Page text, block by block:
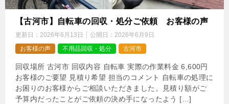
【古河市】自転車の回収・処分ご依頼 お客様の声
更新日： 2026年6月13日 公開日： 2026年6月9日
お客様の声
不用品回収・処分 古河市
回収場所 古河市 回収内容 自転車 実際の作業料金 6,600円
お客様のご要望 見積り希望 担当のコメント 自転車の処理に
お困りのお客様からご相談いただきました。見積り額がご
予算内だったことがご依頼の決め手になったよう […]